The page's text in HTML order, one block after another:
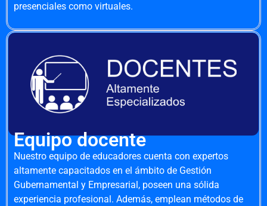
presenciales como virtuales.
Equipo docente
Nuestro equipo de educadores cuenta con expertos
altamente capacitados en el ámbito de Gestión
Gubernamental y Empresarial, poseen una sólida
experiencia profesional. Además, emplean métodos de